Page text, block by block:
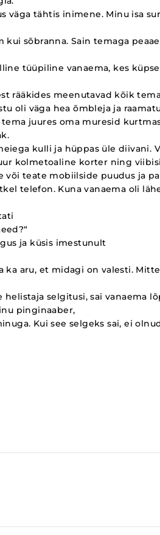
väga tähtis inimene. Minu isa
kui sõbranna. Sain temaga
tüüpiline vanaema, kes
rääkides meenutavad kõik
oli väga hea õmbleja ja
juures oma muresid
kulli ja hüppas üle diivani.
kolmetoaline korter ning
või teate mobiilside puudus ja
telefon. Kuna vanaema oli
ja küsis imestunult
ka aru, et midagi on valesti.
helistaja selgitusi, sai vanaema
pinginaaber,
Kui see selgeks sai, ei